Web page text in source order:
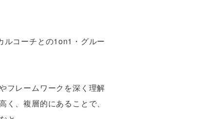
コーチとの1on1・グルー
フレームワークを深く理解
、複層的にあることで、